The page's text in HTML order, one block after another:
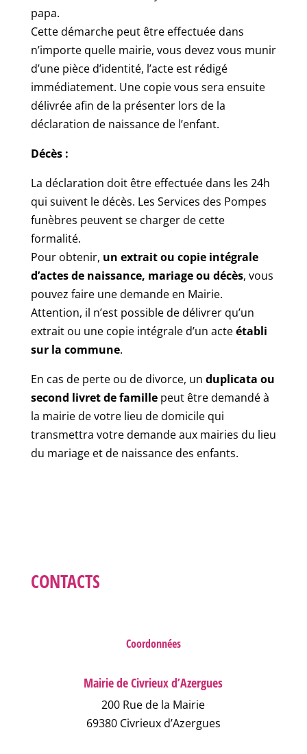
papa.
Cette démarche peut être effectuée dans
n’importe quelle mairie, vous devez vous munir
d’une pièce d’identité, l’acte est rédigé
immédiatement. Une copie vous sera ensuite
délivrée afin de la présenter lors de la
déclaration de naissance de l’enfant.
Décès :
La déclaration doit être effectuée dans les 24h
qui suivent le décès. Les Services des Pompes
funèbres peuvent se charger de cette
formalité.
Pour obtenir, un extrait ou copie intégrale
d’actes de naissance, mariage ou décès, vous
pouvez faire une demande en Mairie.
Attention, il n’est possible de délivrer qu’un
extrait ou une copie intégrale d’un acteétabli
sur la commune.
En cas de perte ou de divorce, un duplicata ou
second livret de famillepeut être demandé à
la mairie de votre lieu de domicile qui
transmettra votre demande aux mairies du lieu
du mariage et de naissance des enfants.
CONTACTS
Coordonnées
Mairie de Civrieux d’Azergues
200 Rue de la Mairie
69380 Civrieux d’Azergues